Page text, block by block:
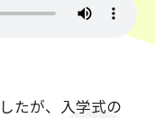
たが、入学式の